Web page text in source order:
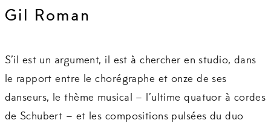
Gil Roman
S’il est un argument, il est à chercher en studio, dans
le rapport entre le chorégraphe et onze de ses
danseurs, le thème musical – l’ultime quatuor à cordes
de Schubert – et les compositions pulsées du duo